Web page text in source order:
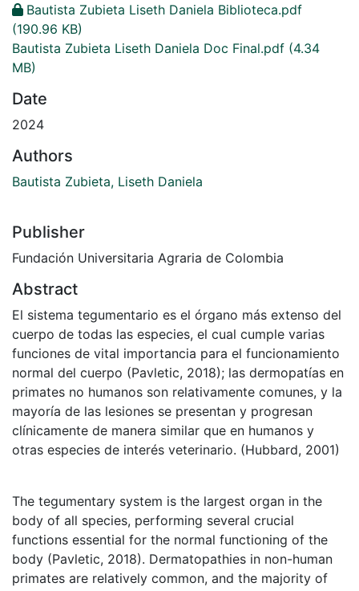
Bautista Zubieta Liseth Daniela Biblioteca.pdf
(190.96 KB)
Bautista Zubieta Liseth Daniela Doc Final.pdf (4.34
MB)
Date
2024
Authors
Bautista Zubieta, Liseth Daniela
Publisher
Fundación Universitaria Agraria de Colombia
Abstract
El sistema tegumentario es el órgano más extenso del
cuerpo de todas las especies, el cual cumple varias
funciones de vital importancia para el funcionamiento
normal del cuerpo (Pavletic, 2018); las dermopatías en
primates no humanos son relativamente comunes, y la
mayoría de las lesiones se presentan y progresan
clínicamente de manera similar que en humanos y
otras especies de interés veterinario. (Hubbard, 2001)
The tegumentary system is the largest organ in the
body of all species, performing several crucial
functions essential for the normal functioning of the
body (Pavletic, 2018). Dermatopathies in non-human
primates are relatively common, and the majority of